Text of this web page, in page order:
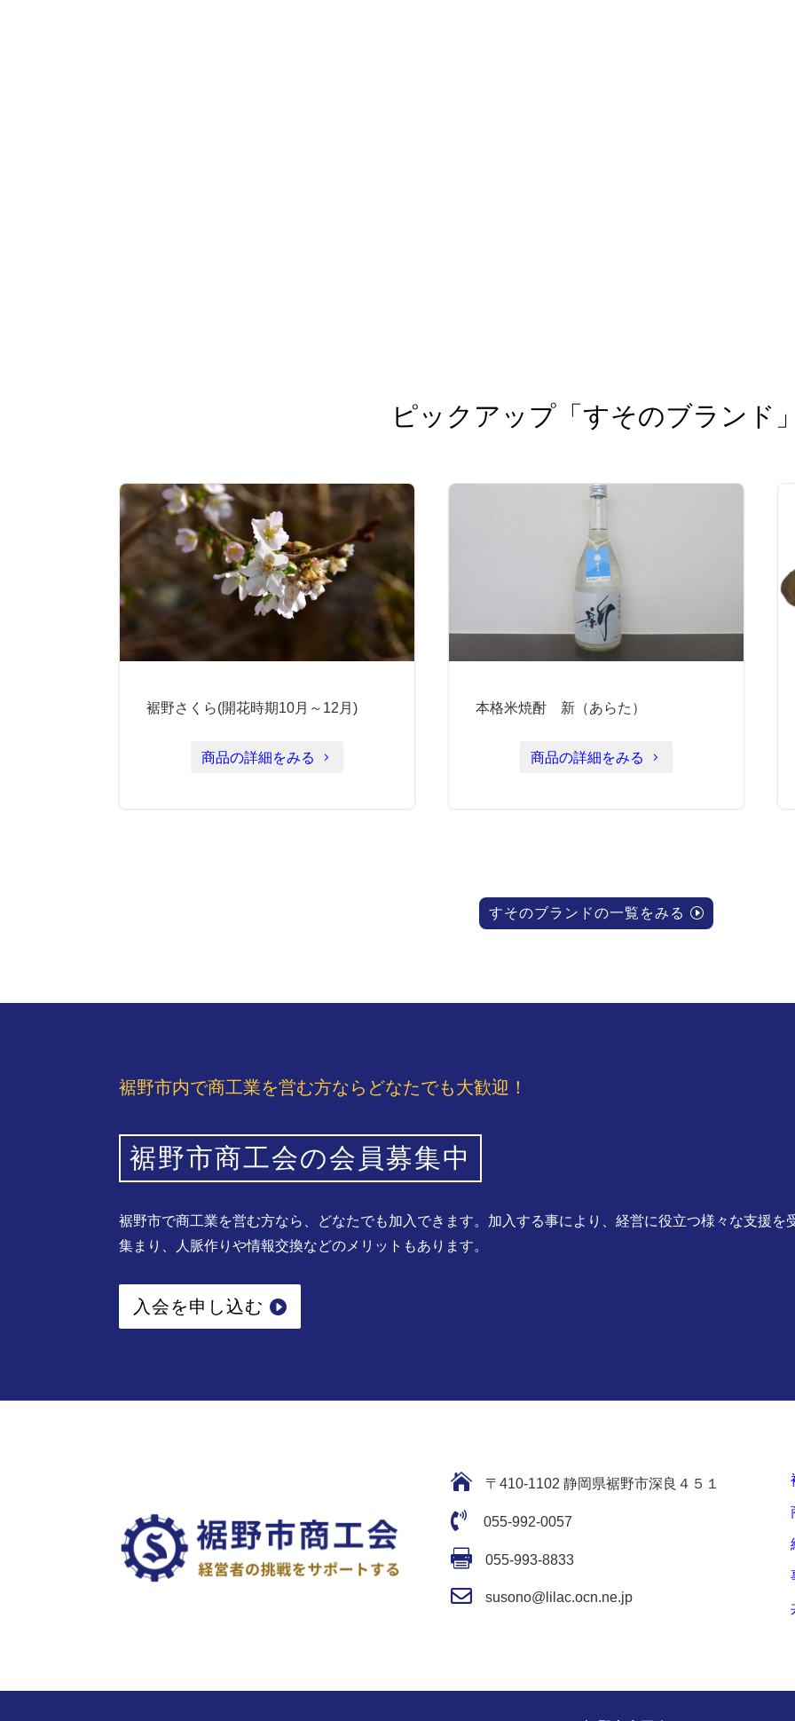
ピックアップ「すそのブランド
裾野さくら(開花時期10月～12月)
商品の詳細をみる
本格米焼酎 新（あらた）
商品の詳細をみる
すそのブランドの一覧をみる
裾野市内で商工業を営む方ならどなたでも大歓迎！
裾野市商工会の会員募集中
裾野市で商工業を営む方なら、どなたでも加入できます。加入する事により、経営に役立つ様々な支援
集まり、人脈作りや情報交換などのメリットもあります。
入会を申し込む
 〒410-1102 静岡県裾野市深良４５１
 055-992-0057
 055-993-8833
 susono@lilac.ocn.ne.jp